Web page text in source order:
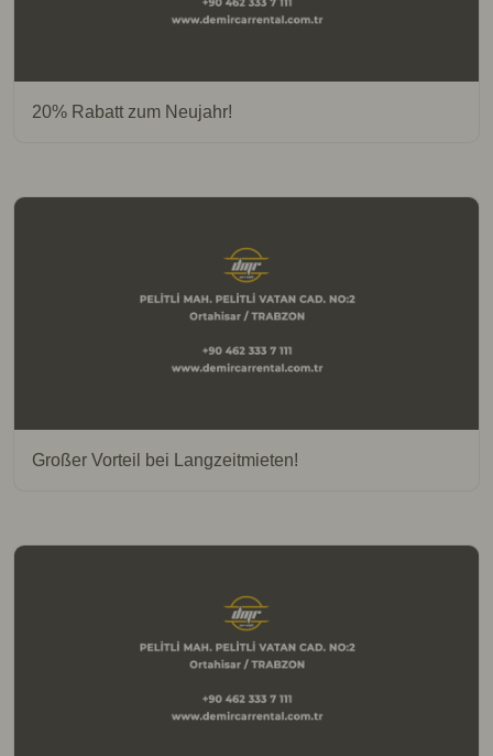
20% Rabatt zum Neujahr!
Großer Vorteil bei Langzeitmieten!